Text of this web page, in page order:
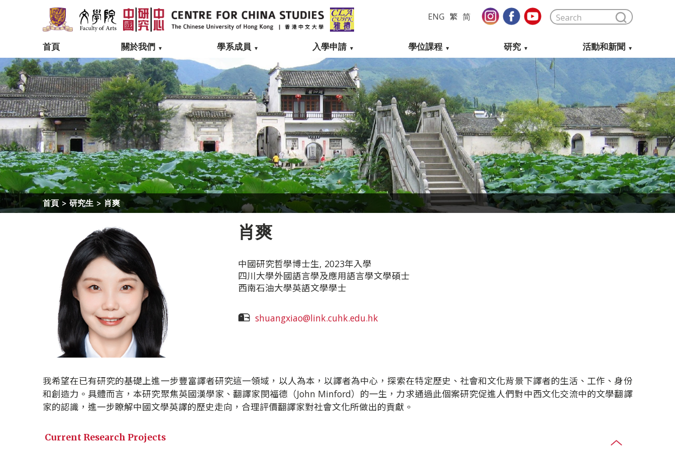
繁
ENG 简
首頁 關於我們 學系成員 入學申請 學位課程 研究 活動和新聞
首頁 > 研究生 > 肖爽
肖爽
中國研究哲學博士生, 2023年入學
四川大學外國語言學及應用語言學文學碩士
西南石油大學英語文學學士
shuangxiao@link.cuhk.edu.hk
我希望在已有研究的基礎上進一步豐富譯者研究這一領域，以人為本，以譯者為中心，探索在特定歷史、社會和文化背景下譯者的生活、工作、身份
和創造力。具體而言，本研究聚焦英國漢學家、翻譯家閔福德（John Minford）的一生，力求通過此個案研究促進人們對中西文化交流中的文學翻譯
家的認識，進一步瞭解中國文學英譯的歷史走向，合理評價翻譯家對社會文化所做出的貢獻。
Current Research Projects